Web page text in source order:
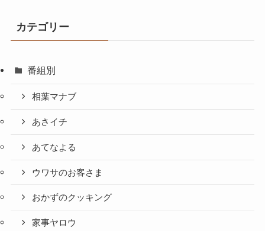
カテゴリー
番組別
相葉マナブ
あさイチ
あてなよる
ウワサのお客さま
おかずのクッキング
家事ヤロウ